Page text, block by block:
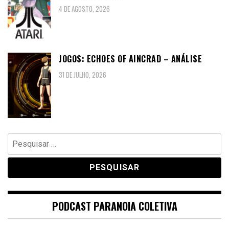
4 DE AGOSTO, 2026
JOGOS: ECHOES OF AINCRAD – ANÁLISE
31 DE JULHO, 2026
Pesquisar
por:
PODCAST PARANOIA COLETIVA